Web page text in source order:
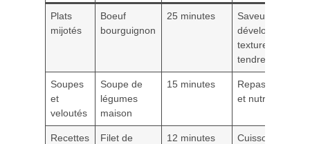
Plats
mijotés
Boeuf
bourguignon
25 minutes
Saveurs
développées,
texture
tendre
Soupes
et
veloutés
Soupe de
légumes
maison
15 minutes
Repas léger
et nutritif
Recettes
Filet de
12 minutes
Cuisson